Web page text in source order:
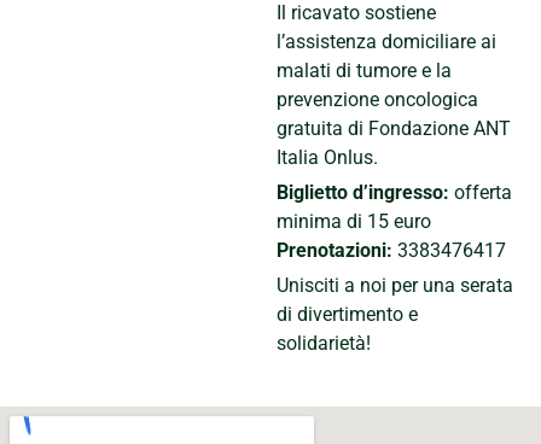
Il ricavato sostiene
l’assistenza domiciliare ai
malati di tumore e la
prevenzione oncologica
gratuita di Fondazione ANT
Italia Onlus.
Biglietto d’ingresso: offerta
minima di 15 euro
Prenotazioni: 3383476417
Unisciti a noi per una serata
di divertimento e
solidarietà!